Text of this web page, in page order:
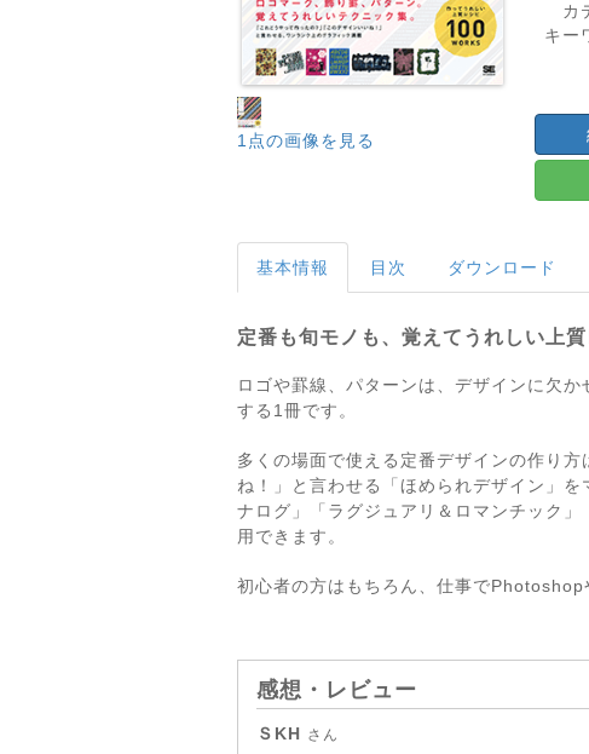
1点の画像を見る
カ
キー
基本情報 目次 ダウンロード
定番も旬モノも、覚えてうれしい上
ロゴや罫線、パターンは、デザインに欠
する1冊です。
多くの場面で使える定番デザインの作り
ね！」と言わせる「ほめられデザイン」
ナログ」「ラグジュアリ＆ロマンチック
用できます。
初心者の方はもちろん、仕事で
感想・レビュー
ＳKH さん